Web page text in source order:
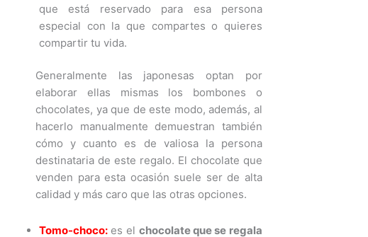
que está reservado para esa persona
especial con la que compartes o quieres
compartir tu vida.
Generalmente las japonesas optan por
elaborar ellas mismas los bombones o
chocolates, ya que de este modo, además, al
hacerlo manualmente demuestran también
cómo y cuanto es de valiosa la persona
destinataria de este regalo. El chocolate que
venden para esta ocasión suele ser de alta
calidad y más caro que las otras opciones.
Tomo-choco: es el chocolate que se regala